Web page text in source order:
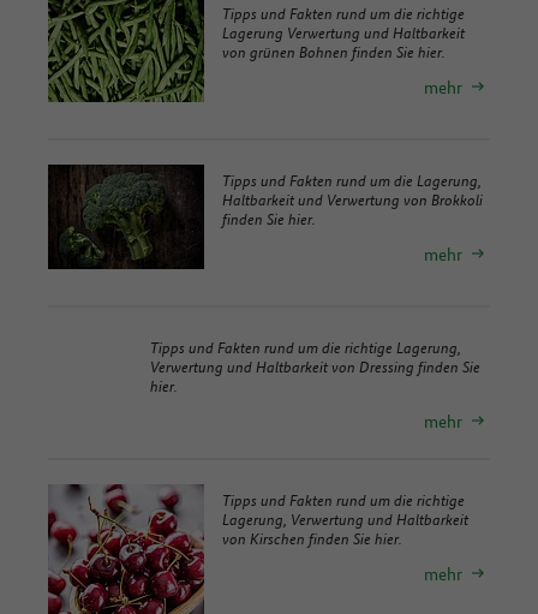
Tipps und Fakten rund um die richtige
Lagerung Verwertung und Haltbarkeit
von grünen Bohnen finden Sie hier.
mehr
Tipps und Fakten rund um die Lagerung,
Haltbarkeit und Verwertung von Brokkoli
finden Sie hier.
mehr
Tipps und Fakten rund um die richtige Lagerung,
Verwertung und Haltbarkeit von Dressing finden Sie
hier.
mehr
Tipps und Fakten rund um die richtige
Lagerung, Verwertung und Haltbarkeit
von Kirschen finden Sie hier.
mehr